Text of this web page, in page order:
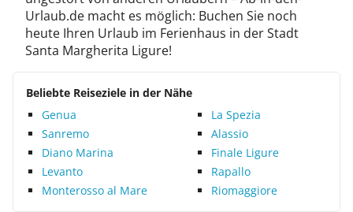
Urlaub.de macht es möglich: Buchen Sie noch
heute Ihren Urlaub im Ferienhaus in der Stadt
Santa Margherita Ligure!
Beliebte Reiseziele in der Nähe
Genua
La Spezia
Sanremo
Alassio
Diano Marina
Finale Ligure
Levanto
Rapallo
Monterosso al Mare
Riomaggiore